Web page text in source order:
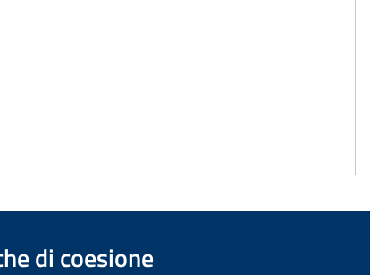
di coesione